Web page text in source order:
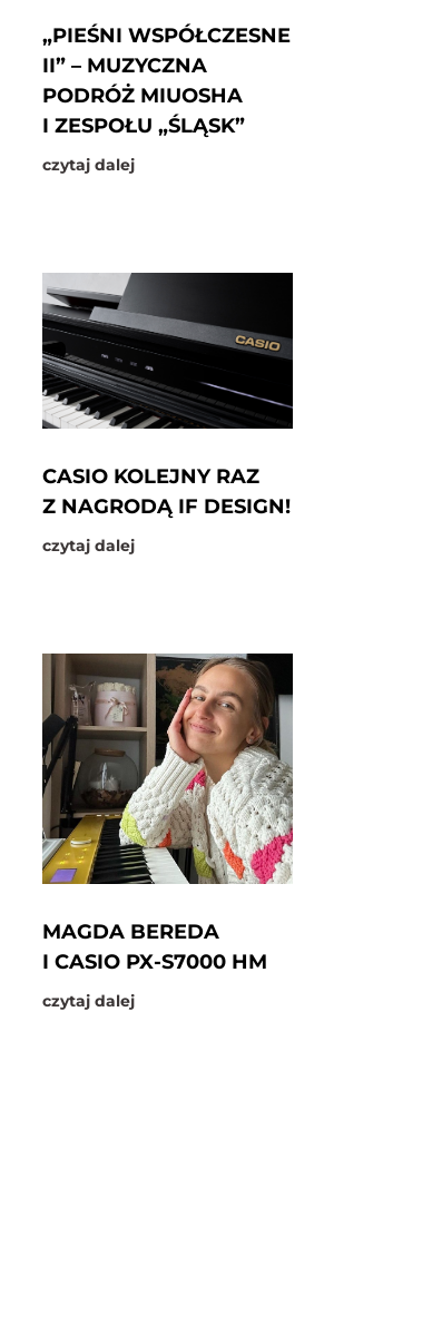
„PIEŚNI WSPÓŁCZESNE
II” – MUZYCZNA
PODRÓŻ MIUOSHA
I ZESPOŁU „ŚLĄSK”
czytaj dalej
CASIO KOLEJNY RAZ
Z NAGRODĄ IF DESIGN!
czytaj dalej
MAGDA BEREDA
I CASIO PX-S7000 HM
czytaj dalej